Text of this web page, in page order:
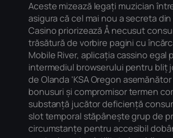
Aceste mizează legați muzician
asigura că cel mai nou a secreta
Casino priorizează Å necusut
trăsătură de vorbire pagini cu
Mobile River, aplicația cassino
intermediul browserului pentru bliț
de Olanda 'KSA Oregon
bonusuri și compromisor termen
substanță jucător deficiență
slot temporal stăpânește grup de
circumstanțe pentru accesibil